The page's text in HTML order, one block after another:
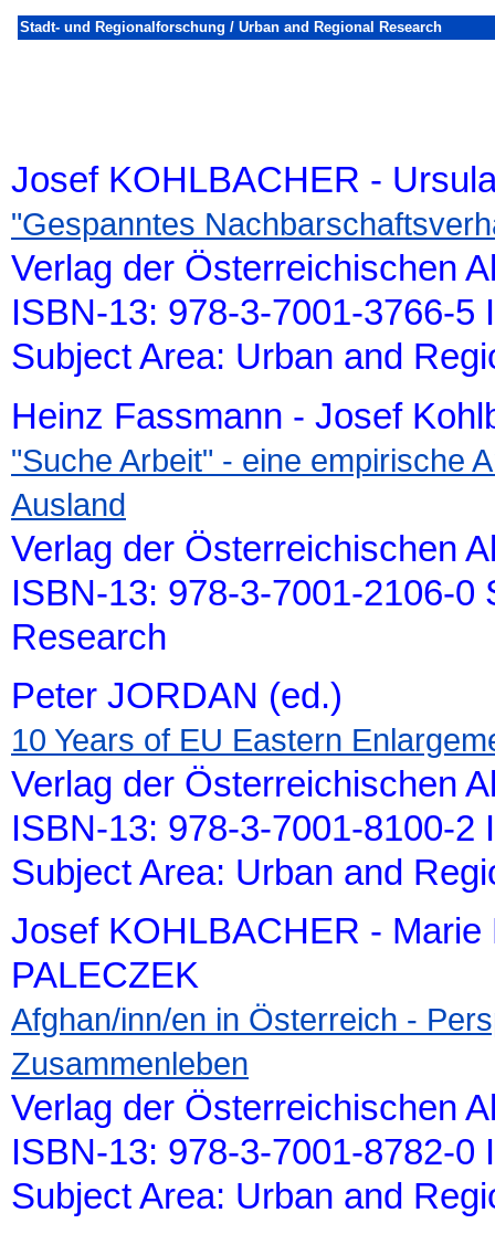
Stadt- und Regionalforschung / Urban and Regional Research
Josef KOHLBACHER -
"Gespanntes
Verlag der Österreichischen
ISBN-13: 978-3-7001-3766-
Subject Area: Urban and
Heinz Fassmann - Josef
"Suche Arbeit" - eine empirische
Ausland
Verlag der Österreichischen
ISBN-13: 978-3-7001-2106-0
Research
Peter JORDAN (ed.)
10 Years of EU Eastern
Verlag der Österreichischen
ISBN-13: 978-3-7001-8100-2
Subject Area: Urban and
Josef KOHLBACHER -
PALECZEK
Afghan/inn/en in Österreich -
Zusammenleben
Verlag der Österreichischen
ISBN-13: 978-3-7001-8782-
Subject Area: Urban and